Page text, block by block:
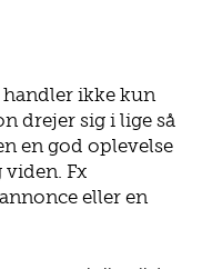
ikke kun
drejer sig i lige så
en god oplevelse
viden. Fx
eller en